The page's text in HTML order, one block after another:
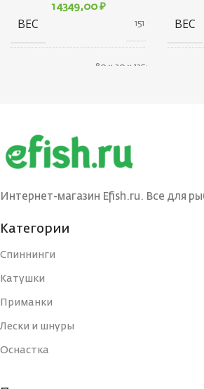
14349,00 ₽
ВЕС 151 г
80 × 30 × 1350
ТЕСТ (ГР.) 10-32
УДИЛИЩА
РАБОЧАЯ ДЛИНА
ВЕС
Интернет-магазин Efish.ru. Все для
Категории
Спиннинги
Катушки
Приманки
Лески и шнуры
Оснастка